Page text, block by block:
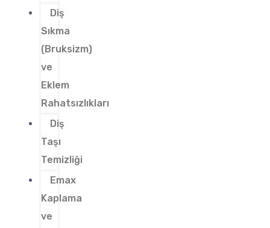
Diş
Sıkma
(Bruksizm)
ve
Eklem
Rahatsızlıkları
Diş
Taşı
Temizliği
Emax
Kaplama
ve